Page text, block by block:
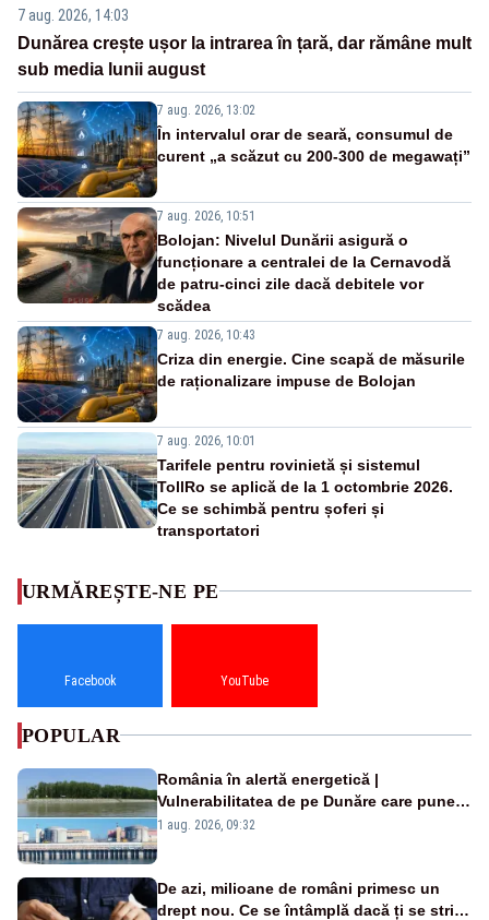
7 aug. 2026, 14:03
Dunărea crește ușor la intrarea în țară, dar rămâne mult
sub media lunii august
7 aug. 2026, 13:02
În intervalul orar de seară, consumul de
curent „a scăzut cu 200-300 de megawați”
7 aug. 2026, 10:51
Bolojan: Nivelul Dunării asigură o
funcționare a centralei de la Cernavodă
de patru-cinci zile dacă debitele vor
scădea
7 aug. 2026, 10:43
Criza din energie. Cine scapă de măsurile
de raționalizare impuse de Bolojan
7 aug. 2026, 10:01
Tarifele pentru rovinietă și sistemul
TollRo se aplică de la 1 octombrie 2026.
Ce se schimbă pentru șoferi și
transportatori
URMĂREȘTE-NE PE
Facebook YouTube
POPULAR
România în alertă energetică |
Vulnerabilitatea de pe Dunăre care pune
în pericol Centrala Cernavodă era
1 aug. 2026, 09:32
De azi, milioane de români primesc un
drept nou. Ce se întâmplă dacă ți se strică